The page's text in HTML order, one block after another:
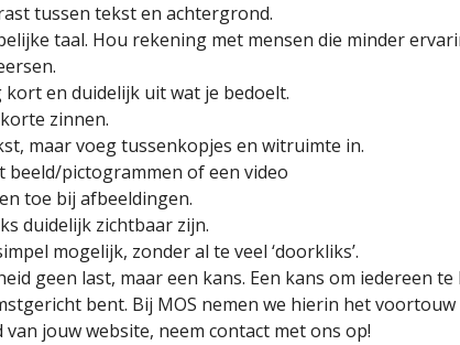
tussen tekst en achtergrond.
taal. Hou rekening met mensen die minder
en duidelijk uit wat je bedoelt.
zinnen.
maar voeg tussenkopjes en witruimte in.
beeld/pictogrammen of een video
toe bij afbeeldingen.
duidelijk zichtbaar zijn.
mogelijk, zonder al te veel ‘doorkliks’.
geen last, maar een kans. Een kans om iedereen
bent. Bij MOS nemen we hierin het
jouw website, neem contact met ons op!